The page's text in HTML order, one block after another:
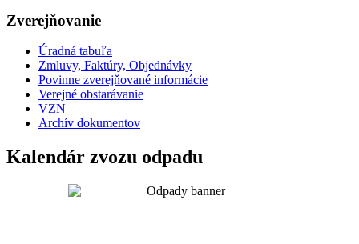
Zverejňovanie
Úradná tabuľa
Zmluvy, Faktúry, Objednávky
Povinne zverejňované informácie
Verejné obstarávanie
VZN
Archív dokumentov
Kalendár zvozu odpadu